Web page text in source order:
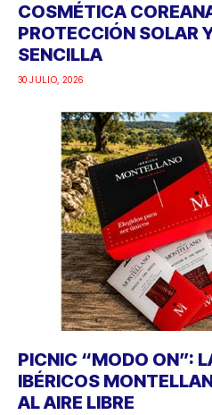
COSMÉTICA
PROTECCIÓN SOLAR
SENCILLA
30 JULIO, 2026
PICNIC “MODO ON”:
IBÉRICOS
AL AIRE LIBRE